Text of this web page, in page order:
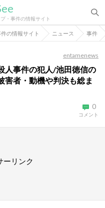
・事件の情報サイト
の情報サイト ニュース 事件
entamenews
人事件の犯人/池田徳信の
害者・動機や判決も総ま
0
コメント
ーリンク